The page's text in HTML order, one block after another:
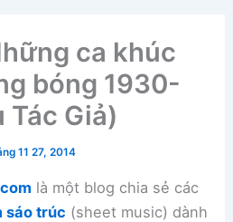
ca khúc
bóng 1930-
Tác Giả)
11 27, 2014
là một blog chia sẻ các
sáo trúc (sheet music) dành